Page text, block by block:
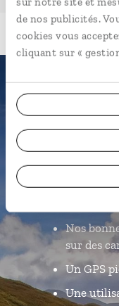
de nos publicités.
cookies vous
cliquant sur «
notre
exclusive
Un
Nos
sur des
Un GPS
Une